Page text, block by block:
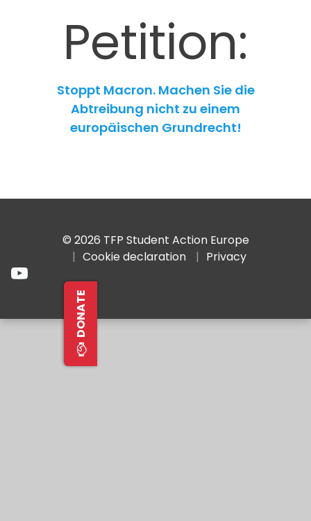
Petition:
Stoppt Macron. Machen Sie die
Abtreibung nicht zu einem
europäischen Grundrecht!
© 2026 TFP Student Action Europe
Cookie declaration
Privacy
DONATE